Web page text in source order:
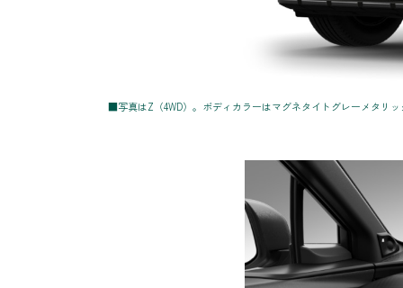
■写真はZ（4WD）。ボディカラーはマグネタイトグレーメタリッ